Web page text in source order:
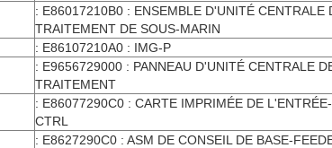
: E86017210B0 : ENSEMBLE D'UNITÉ CENTRALE
TRAITEMENT DE SOUS-MARIN
: E86107210A0 : IMG-P
: E9656729000 : PANNEAU D'UNITÉ CENTRALE
TRAITEMENT
: E86077290C0 : CARTE IMPRIMÉE DE
CTRL
: E8627290C0 : ASM DE CONSEIL DE BASE-